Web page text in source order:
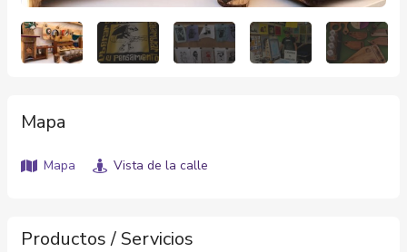
Mapa
Mapa Vista de la calle
Productos / Servicios